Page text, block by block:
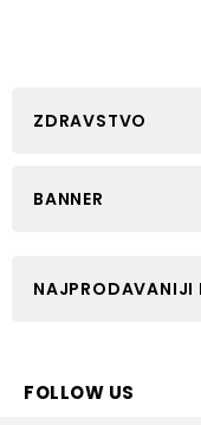
ZDRAVSTVO
BANNER
NAJPRODAVANIJI
FOLLOW US